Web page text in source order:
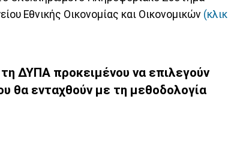
Εθνικής Οικονομίας και Οικονομικών (κλικ
ΔΥΠΑ προκειμένου να επιλεγούν
θα ενταχθούν με τη μεθοδολογία